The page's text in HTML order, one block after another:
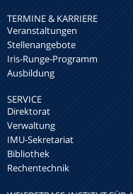
TERMINE & KARRIERE
Veranstaltungen
Stellenangebote
Iris-Runge-Programm
Ausbildung
SERVICE
Direktorat
Verwaltung
IMU-Sekretariat
Bibliothek
Rechentechnik